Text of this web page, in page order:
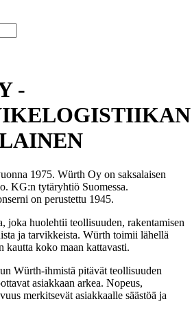
-
1975. Würth Oy on saksalaisen
KG:n tytäryhtiö Suomessa.
on perustettu 1945.
joka huolehtii teollisuuden, rakentamisen
ja tarvikkeista. Würth toimii lähellä
kautta koko maan kattavasti.
Würth-ihmistä pitävät teollisuuden
asiakkaan arkea. Nopeus,
merkitsevät asiakkaalle säästöä ja